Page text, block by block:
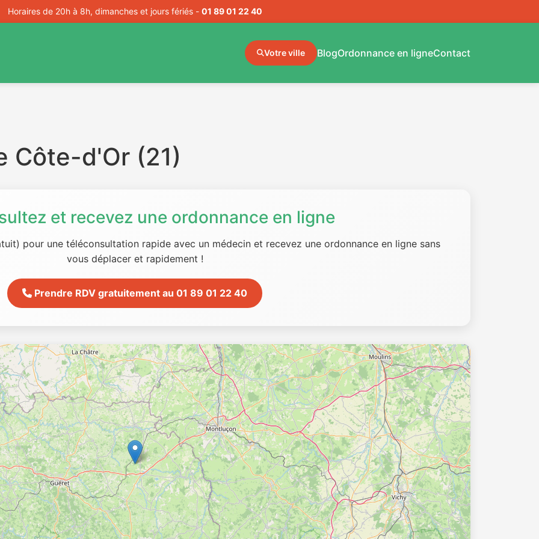
Horaires de 20h à 8h, dimanches et jours fériés - 01 89 01 22 40
Votre ville BlogOrdonnance en ligneContact
Côte-d'Or (21)
et recevez une ordonnance en ligne
pour une téléconsultation rapide avec un médecin et recevez une ordonnance en ligne sans
vous déplacer et rapidement !
Prendre RDV gratuitement au 01 89 01 22 40